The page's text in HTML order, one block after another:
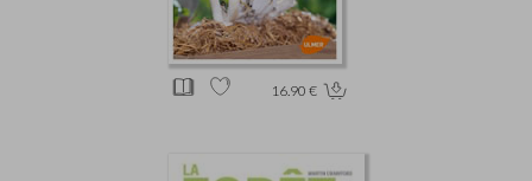
16.90 €